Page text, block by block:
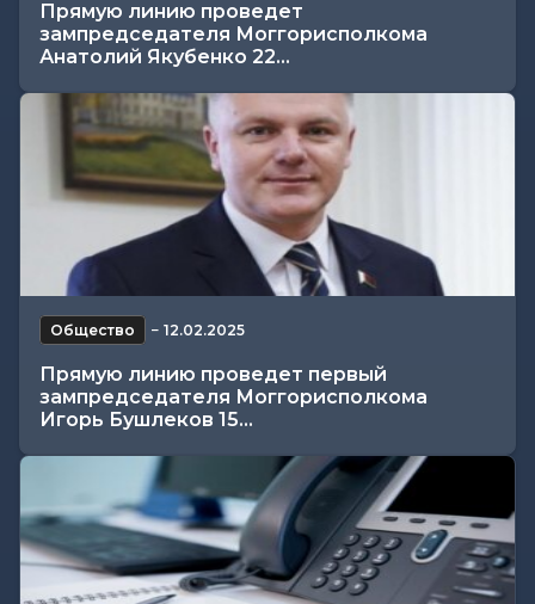
Прямую линию проведет
зампредседателя Моггорисполкома
Анатолий Якубенко 22...
Общество − 12.02.2025
Прямую линию проведет первый
зампредседателя Моггорисполкома
Игорь Бушлеков 15...